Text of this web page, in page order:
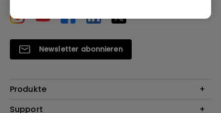
Newsletter abonnieren
Produkte
Beamer
Support